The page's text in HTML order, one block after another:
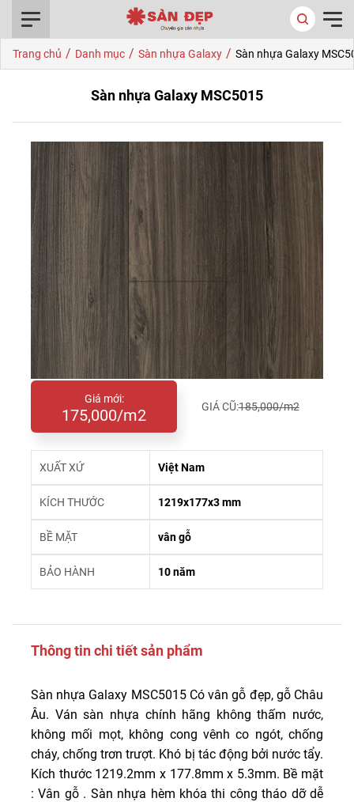
Trang chủ / Danh mục / Sàn nhựa Galaxy / Sàn nhựa Galaxy
Sàn nhựa Galaxy MSC5015
Giá mới:
175,000/m2 GIÁ CŨ:185,000/m2
XUẤT XỨ Việt Nam
KÍCH THƯỚC 1219x177x3 mm
BỀ MẶT vân gỗ
BẢO HÀNH 10 năm
Thông tin chi tiết sản phẩm
Sàn nhựa Galaxy MSC5015 Có vân gỗ đẹp, gỗ Châu
Âu. Ván sàn nhựa chính hãng không thấm nước,
không mối mọt, không cong vênh co ngót, chống
cháy, chống trơn trượt. Khó bị tác động bởi nước tẩy.
Kích thước 1219.2mm x 177.8mm x 5.3mm. Bề mặt
: Vân gỗ . Sàn nhựa hèm khóa thi công tháo dỡ dễ